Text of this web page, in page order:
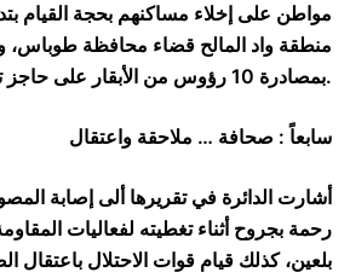
مواطن على إخلاء مساكنهم بحجة القيام
منطقة واد المالح قضاء محافظة طوباس،
بمصادرة 10 رؤوس من الأبقار على حاجز تياسير في المحافظة.
سابعاً : صحافة … ملاحقة واعتقال
أشارت الدائرة في تقريرها ألى إصابة
رحمة بجروح أثناء تغطيته لفعاليات
بلعين، كذلك قيام قوات الاحتلال